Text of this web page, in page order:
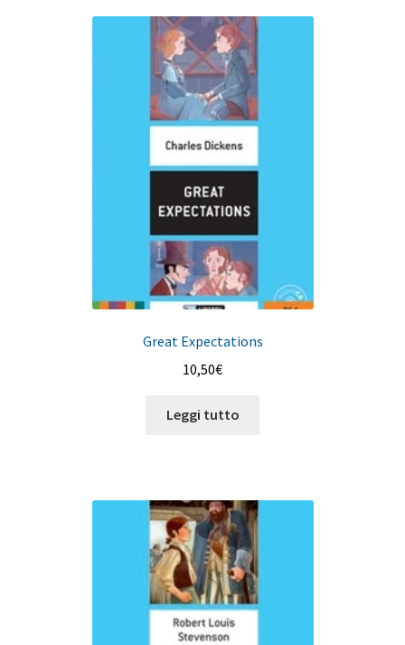
Great Expectations
10,50€
Leggi tutto